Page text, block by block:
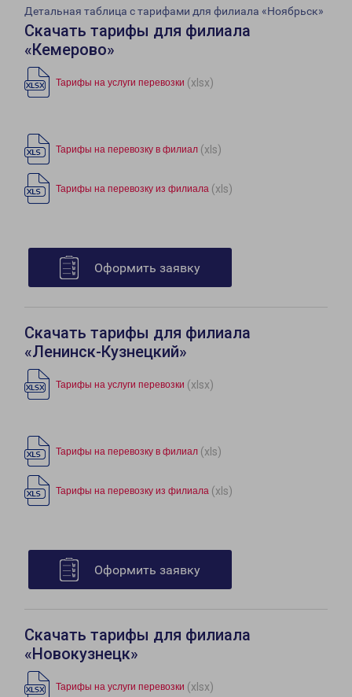
Детальная таблица с тарифами для филиала «Ноябрьск»
Скачать тарифы для филиала
«Кемерово»
Тарифы на услуги перевозки (xlsx)
Тарифы на перевозку в филиал (xls)
Тарифы на перевозку из филиала (xls)
Оформить заявку
Скачать тарифы для филиала
«Ленинск-Кузнецкий»
Тарифы на услуги перевозки (xlsx)
Тарифы на перевозку в филиал (xls)
Тарифы на перевозку из филиала (xls)
Оформить заявку
Скачать тарифы для филиала
«Новокузнецк»
Тарифы на услуги перевозки (xlsx)